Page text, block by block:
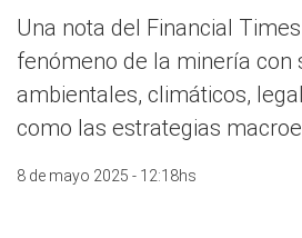
Una nota del Financial
fenómeno de la minería con
ambientales, climáticos,
como las estrategias
8 de mayo 2025 - 12:18hs